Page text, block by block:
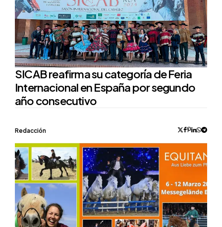
SICAB reafirma su categoría de Feria
Internacional en España por segundo
año consecutivo
Posted
Redacción